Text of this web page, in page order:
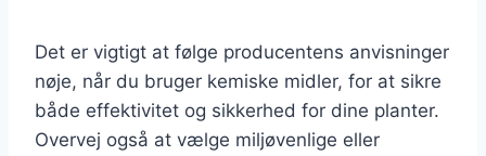
Det er vigtigt at følge producentens anvisninger
nøje, når du bruger kemiske midler, for at sikre
både effektivitet og sikkerhed for dine planter.
Overvej også at vælge miljøvenlige eller